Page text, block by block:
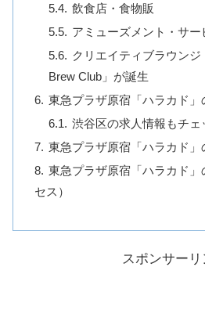
飲食店・食物販
アミューズメント・サー
クリエイティブラウン
Brew Club」が誕生
東急プラザ原宿「ハラカド」
渋谷区の求人情報もチェ
東急プラザ原宿「ハラカド」
東急プラザ原宿「ハラカド」
セス）
スポンサーリ